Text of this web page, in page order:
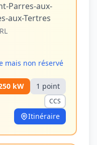
Parres-aux-
aux-Tertres
mais non réservé
kW 1 point
CCS
Itinéraire